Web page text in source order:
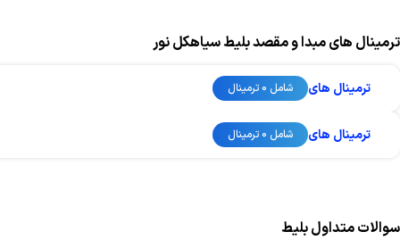
ترمینال های مبدا و مقصد بلیط سیاهکل نور
ترمینال های شامل 0 ترمینال
ترمینال های شامل 0 ترمینال
سوالات متداول بلیط